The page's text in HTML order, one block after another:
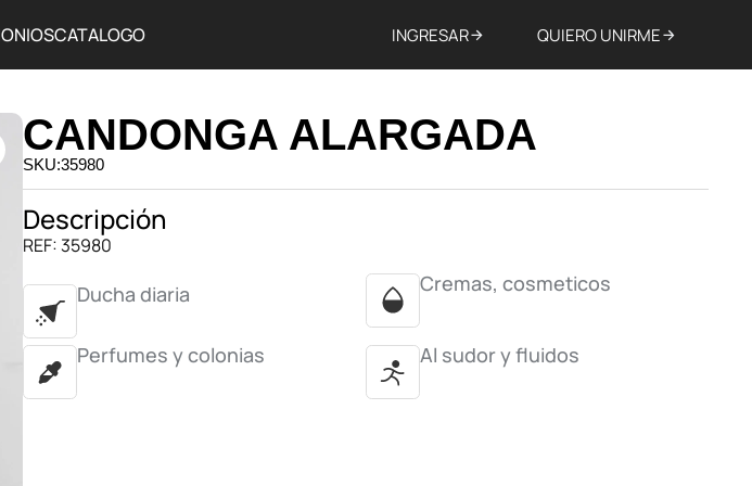
CATALOGO INGRESAR QUIERO UNIRME
CANDONGA ALARGADA
SKU:35980
Descripción
REF: 35980
Ducha diaria Cremas, cosmeticos
Perfumes y colonias Al sudor y fluidos